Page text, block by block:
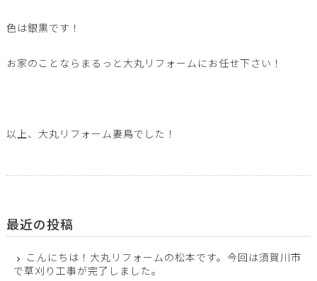
色は銀黒です！
お家のことならまるっと大丸リフォームにお任せ下さい！
以上、大丸リフォーム妻鳥でした！
最近の投稿
こんにちは！大丸リフォームの松本です。今回は須賀川市
で草刈り工事が完了しました。